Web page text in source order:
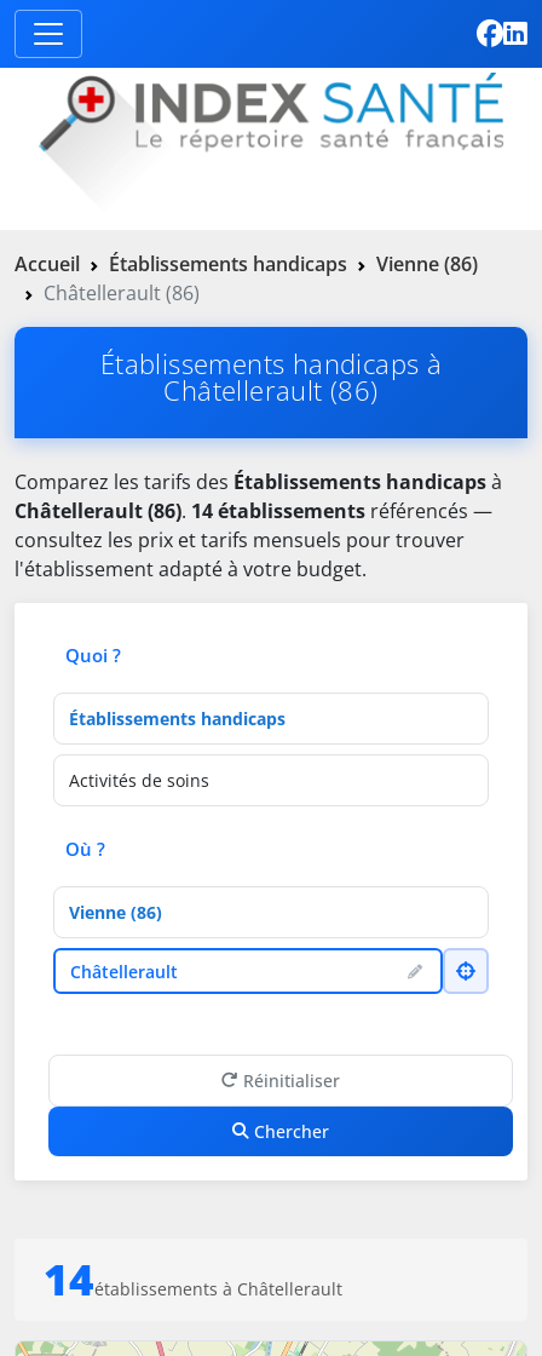
Accueil Établissements handicaps
Vienne (86)
Châtellerault (86)
Établissements handicaps à
Châtellerault (86)
Comparez les tarifs des Établissements handicapsà
Châtellerault (86). 14 établissements référencés —
consultez les prix et tarifs mensuels pour trouver
l'établissement adapté à votre budget.
Quoi ?
Type d'établissement
Activités de soins
Où ?
Département
VilleChâtellerault
Réinitialiser
Chercher
14établissements à Châtellerault